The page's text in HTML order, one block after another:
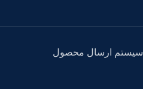
سیستم ارسال محصول